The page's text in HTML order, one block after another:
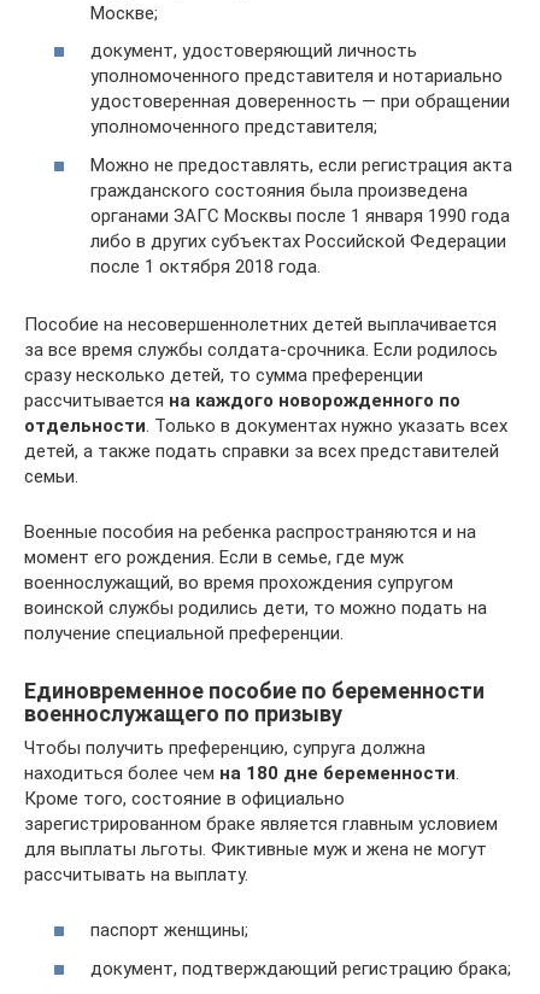
Москве;
документ, удостоверяющий личность
уполномоченного представителя и нотариально
удостоверенная доверенность — при обращении
уполномоченного представителя;
Можно не предоставлять, если регистрация акта
гражданского состояния была произведена
органами ЗАГС Москвы после 1 января 1990 года
либо в других субъектах Российской Федерации
после 1 октября 2018 года.
Пособие на несовершеннолетних детей выплачивается
за все время службы солдата-срочника. Если родилось
сразу несколько детей, то сумма преференции
рассчитывается на каждого новорожденного по
отдельности. Только в документах нужно указать всех
детей, а также подать справки за всех представителей
семьи.
Военные пособия на ребенка распространяются и на
момент его рождения. Если в семье, где муж
военнослужащий, во время прохождения супругом
воинской службы родились дети, то можно подать на
получение специальной преференции.
Единовременное пособие по беременности
военнослужащего по призыву
Чтобы получить преференцию, супруга должна
находиться более чем на 180 дне беременности.
Кроме того, состояние в официально
зарегистрированном браке является главным условием
для выплаты льготы. Фиктивные муж и жена не могут
рассчитывать на выплату.
паспорт женщины;
документ, подтверждающий регистрацию брака;